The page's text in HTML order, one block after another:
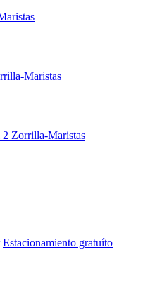
Maristas
2 Zorrilla-Maristas
Estacionamiento gratuíto